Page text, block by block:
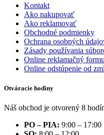
Kontakt
Ako nakupovať
Ako reklamovať
Obchodné podmienky
Ochrana osobných
Zásady používania
Online reklamačný
Online odstúpenie od
Otváracie hodiny
Náš obchod je otvorený 8
PO – PIA: 9:00 – 17:00